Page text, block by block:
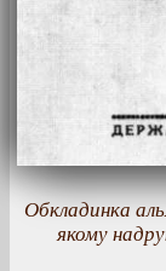
Обкладинка
якому